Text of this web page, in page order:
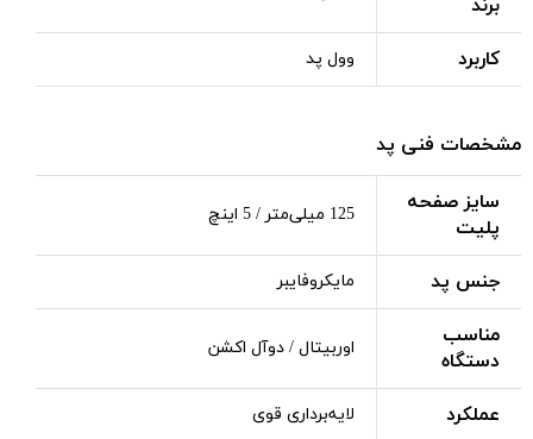
برند
کاربرد وول پد
مشخصات فنی پد
سایز صفحه
پلیت
125 میلی‌متر / 5 اینچ
جنس پد مایکروفایبر
مناسب
دستگاه
اوربیتال / دوآل اکشن
عملکرد لایه‌برداری قوی